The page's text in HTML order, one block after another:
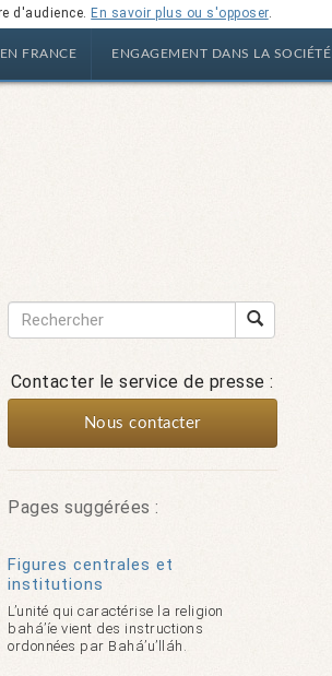
d'audience. En savoir plus ou s'opposer.
FRANCE ENGAGEMENT DANS LA SOCIÉTÉ
Contacter le service de presse :
Nous contacter
Pages suggérées :
Figures centrales et
institutions
L’unité qui caractérise la religion
bahá’íe vient des instructions
ordonnées par Bahá’u’lláh.